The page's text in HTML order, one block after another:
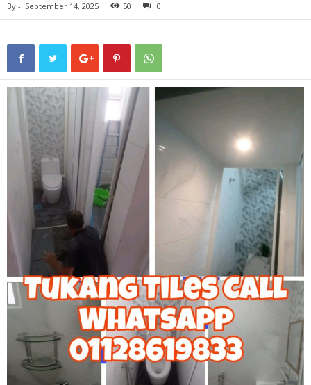
By - September 14, 2025 50 0